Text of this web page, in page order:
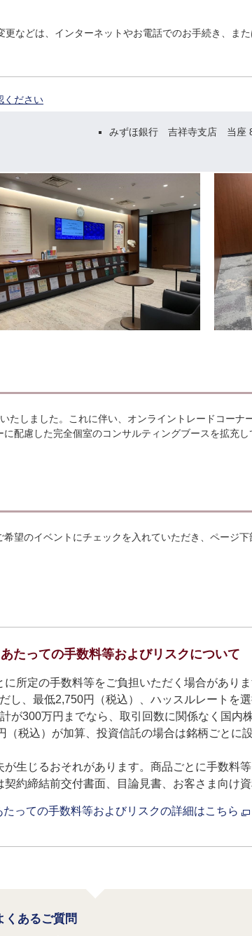
などは、インターネットやお電話でのお手続き、ま
ください
みずほ銀行 吉祥寺支店 当座
たしました。これに伴い、オンライントレードコーナ
配慮した完全個室のコンサルティングブースを拡充し
望のイベントにチェックを入れていただき、ページ
たっての手数料等およびリスクについて
所定の手数料等をご負担いただく場合があり
し、最低2,750円（税込）、ハッスルレートを
が300万円までなら、取引回数に関係なく国内
税込）が加算、投資信託の場合は銘柄ごとに
生じるおそれがあります。商品ごとに手数料
約締結前交付書面、目論見書、お客さま向け
たっての手数料等およびリスクの詳細はこちら
くあるご質問